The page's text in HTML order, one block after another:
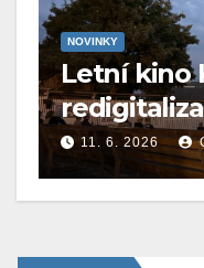
NOVINKY
Letní kino
11. 6. 2026